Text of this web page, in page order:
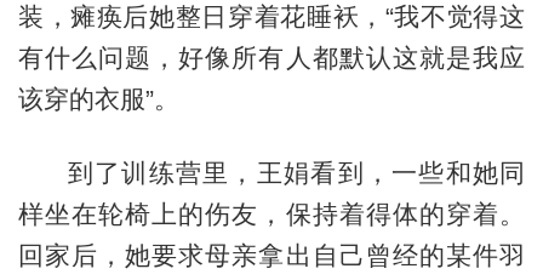
装，瘫痪后她整日穿着花睡袄，“我不觉得这
有什么问题，好像所有人都默认这就是我应
该穿的衣服”。
到了训练营里，王娟看到，一些和她同
样坐在轮椅上的伤友，保持着得体的穿着。
回家后，她要求母亲拿出自己曾经的某件羽